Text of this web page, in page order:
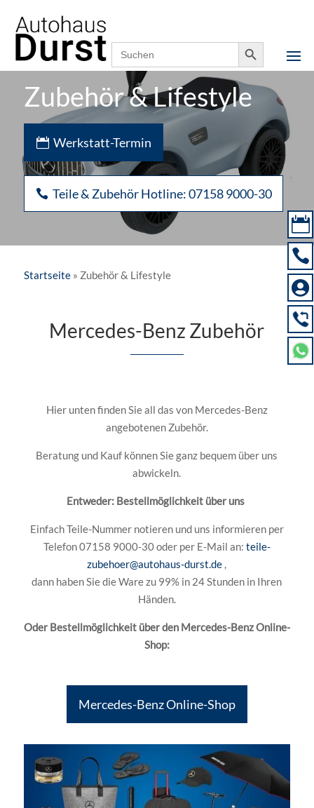
Search
for:
Search Button
24h erreichbar
Zubehör & Lifestyle
Werkstatt-Termin
Teile & Zubehör Hotline: 07158 9000-30
Startseite» Zubehör & Lifestyle
Mercedes-Benz Zubehör
Hier unten finden Sie all das von Mercedes-Benz
angebotenen Zubehör.
Beratung und Kauf können Sie ganz bequem über uns
abwickeln.
Entweder: Bestellmöglichkeit über uns
Einfach Teile-Nummer notieren und uns informieren per
Telefon 07158 9000-30 oder per E-Mail an: teile-
zubehoer@autohaus-durst.de ,
dann haben Sie die Ware zu 99% in 24 Stunden in Ihren
Händen.
Oder Bestellmöglichkeit über den Mercedes-Benz Online-
Shop:
Mercedes-Benz Online-Shop


